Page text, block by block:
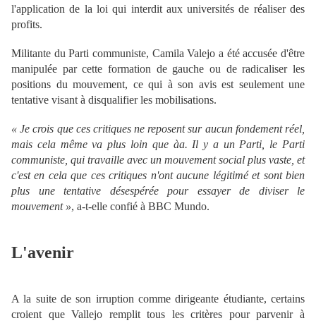
l'application de la loi qui interdit aux universités de réaliser des
profits.
Militante du Parti communiste, Camila Valejo a été accusée d'être
manipulée par cette formation de gauche ou de radicaliser les
positions du mouvement, ce qui à son avis est seulement une
tentative visant à disqualifier les mobilisations.
« Je crois que ces critiques ne reposent sur aucun fondement réel,
mais cela même va plus loin que àa. Il y a un Parti, le Parti
communiste, qui travaille avec un mouvement social plus vaste, et
c'est en cela que ces critiques n'ont aucune légitimé et sont bien
plus une tentative désespérée pour essayer de diviser le
mouvement », a-t-elle confié à BBC Mundo.
L'avenir
A la suite de son irruption comme dirigeante étudiante, certains
croient que Vallejo remplit tous les critères pour parvenir à